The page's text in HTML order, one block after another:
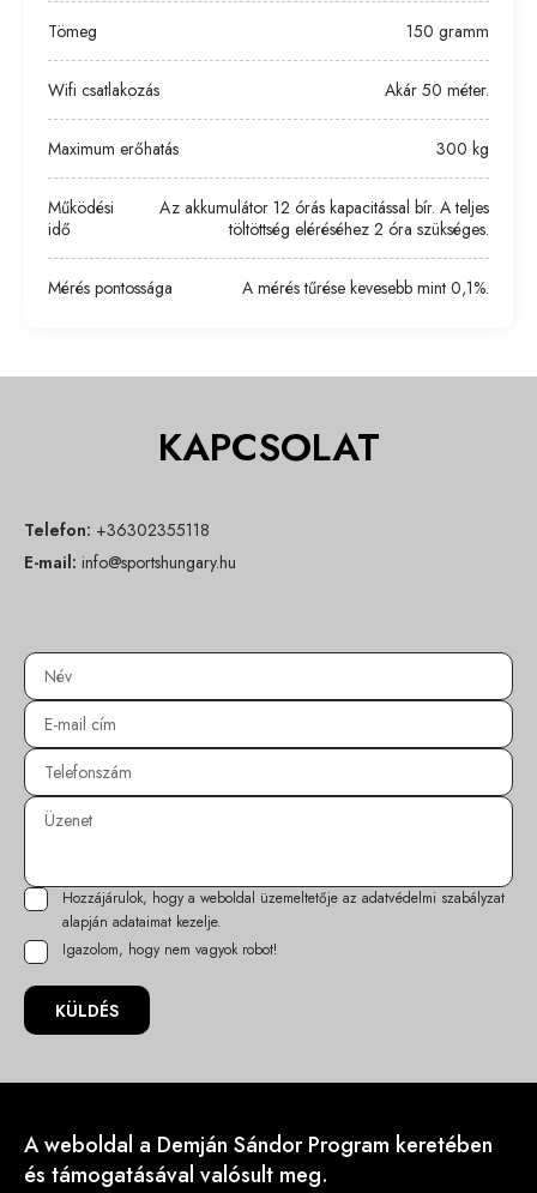
Tömeg 150 gramm
Wifi csatlakozás Akár 50 méter.
Maximum erőhatás 300 kg
Működési
idő
Az akkumulátor 12 órás kapacitással bír. A teljes
töltöttség eléréséhez 2 óra szükséges.
Mérés pontossága A mérés tűrése kevesebb mint 0,1%.
KAPCSOLAT
Telefon: +36302355118
E-mail: info@sportshungary.hu
Hozzájárulok, hogy a weboldal üzemeltetője az adatvédelmi szabályzat
alapján adataimat kezelje.
Igazolom, hogy nem vagyok robot!
KÜLDÉS
A weboldal a Demján Sándor Program keretében
és támogatásával valósult meg.